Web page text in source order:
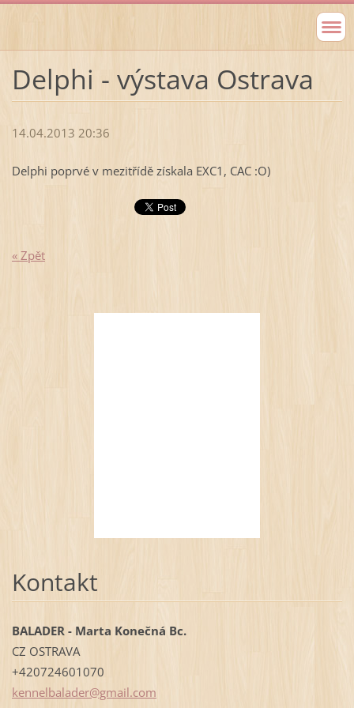
Delphi - výstava Ostrava
14.04.2013 20:36
Delphi poprvé v mezitřídě získala EXC1, CAC :O)
« Zpět
Kontakt
BALADER - Marta Konečná Bc.
CZ OSTRAVA
+420724601070
kennelbalader@gmail.com